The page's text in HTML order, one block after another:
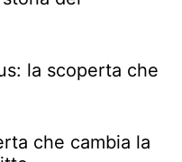
la scoperta che
che cambia la